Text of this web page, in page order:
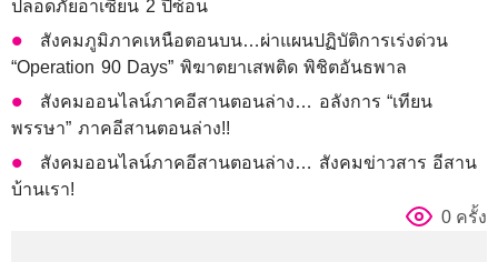
ปลอดภัยอาเซียน 2 ปีซ้อน
สังคมภูมิภาคเหนือตอนบน…ผ่าแผนปฏิบัติการเร่งด่วน
“Operation 90 Days” พิฆาตยาเสพติด พิชิตอันธพาล
สังคมออนไลน์ภาคอีสานตอนล่าง… อลังการ “เทียน
พรรษา” ภาคอีสานตอนล่าง!!
สังคมออนไลน์ภาคอีสานตอนล่าง… สังคมข่าวสาร อีสาน
บ้านเรา!
0 ครั้ง